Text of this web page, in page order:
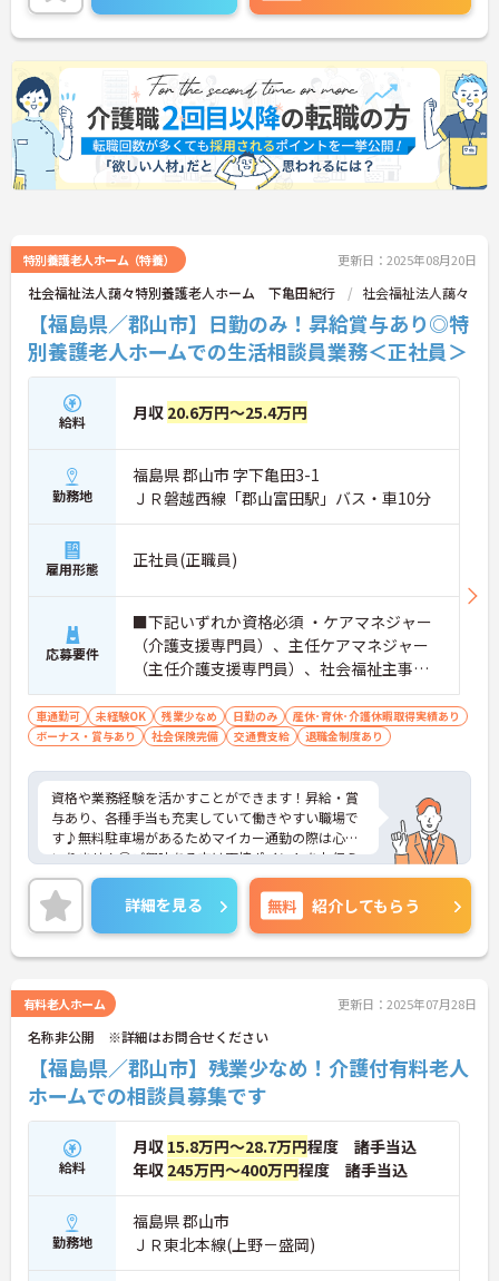
特別養護老人ホーム（特養） 更新日：2025年08月20日
社会福祉法人藹々特別養護老人ホーム 下亀田紀行 社会福祉法人藹々
【福島県／郡山市】日勤のみ！昇給賞与あり◎特
別養護老人ホームでの生活相談員業務＜正社員＞
給料 月収 20.6万円～25.4万円
勤務地
福島県 郡山市 字下亀田3-1
ＪＲ磐越西線「郡山富田駅」バス・車10分
雇用形態 正社員(正職員)
応募要件
■下記いずれか資格必須 ・ケアマネジャー
（介護支援専門員）、主任ケアマネジャー
（主任介護支援専門員）、社会福祉主事、
社会福祉士、精神保健福祉士 ■普通自動車
運転免許必須 ■経験不問 ■介護保険施設で
の実務経験あれば尚可 ■PCでの簡単な入力
車通勤可 未経験OK 残業少なめ 日勤のみ
産休･育休･介護休暇取得実績あり
ボーナス・賞与あり
社会保険完備 交通費支給 退職金制度あり
資格や業務経験を活かすことができます！昇給・賞
与あり、各種手当も充実していて働きやすい職場で
す♪無料駐車場があるためマイカー通勤の際は心配
いりません◎ご興味ある方は面接ポイントをお伝え
しますので、お気軽にご連絡ください。
詳細を見る 無料 紹介してもらう
有料老人ホーム 更新日：2025年07月28日
名称非公開 ※詳細はお問合せください
【福島県／郡山市】残業少なめ！介護付有料老人
ホームでの相談員募集です
給料
月収 15.8万円～28.7万円程度 諸手当込
年収 245万円～400万円程度 諸手当込
勤務地
福島県 郡山市
ＪＲ東北本線(上野－盛岡)